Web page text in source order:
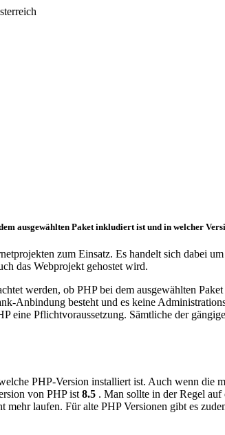
ausgewählten Paket inkludiert ist und in welcher
zum Einsatz. Es handelt sich dabei
das Webprojekt gehostet wird.
werden, ob PHP bei dem ausgewählten
Anbindung besteht und es keine
eine Pflichtvoraussetzung. Sämtliche der
PHP-Version installiert ist. Auch wenn die
von PHP ist 8.5 . Man sollte in der Regel
laufen. Für alte PHP Versionen gibt es